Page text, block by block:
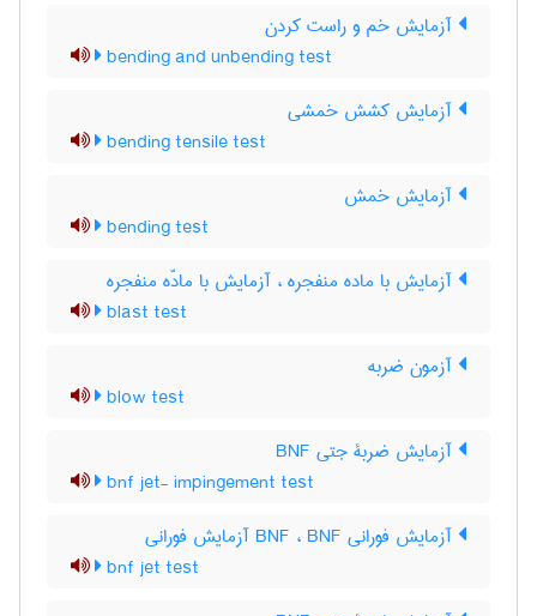
آزمایش خم و راست کردن
bending and unbending test
آزمایش کشش خمشی
bending tensile test
آزمایش خمش
bending test
آزمایش با ماده منفجره ، آزمایش با مادّه منفجره
blast test
آزمون ضربه
blow test
آزمایش ضربۀ جتی BNF
bnf jet- impingement test
آزمایش فورانی BNF ، BNF آزمایش فورانی
bnf jet test